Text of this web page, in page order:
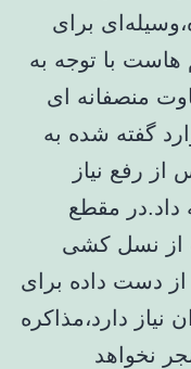
برای
هاست با توجه به
منصفانه ای
گفته شده به
از رفع نیاز
داد.در مقطع
از نسل کشی
دست داده برای
دارد،مذاکره
نخواهد